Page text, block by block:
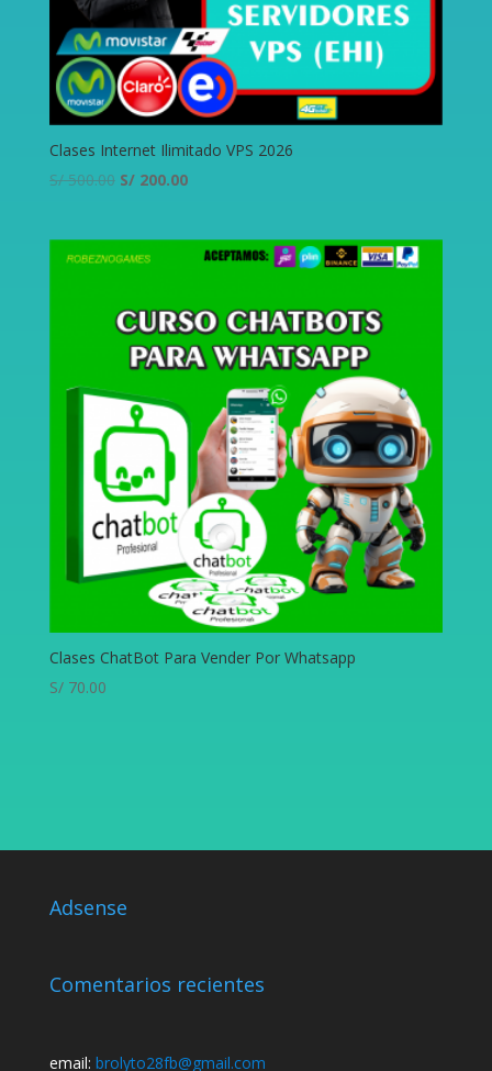
Clases Internet Ilimitado VPS 2026
S/500.00 S/200.00
Clases ChatBot Para Vender Por Whatsapp
S/70.00
Adsense
Comentarios recientes
email: brolyto28fb@gmail.com